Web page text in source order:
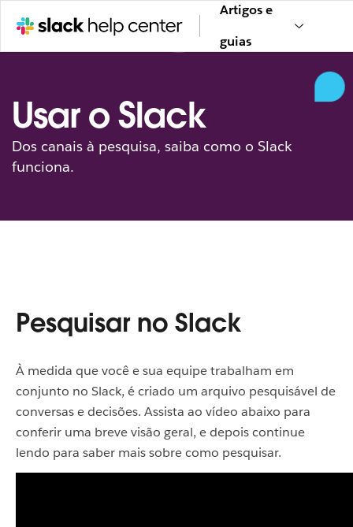
Artigos e
guias
Usar o Slack
Dos canais à pesquisa, saiba como o Slack
funciona.
Pesquisar no Slack
À medida que você e sua equipe trabalham em
conjunto no Slack, é criado um arquivo pesquisável de
conversas e decisões. Assista ao vídeo abaixo para
conferir uma breve visão geral, e depois continue
lendo para saber mais sobre como pesquisar.